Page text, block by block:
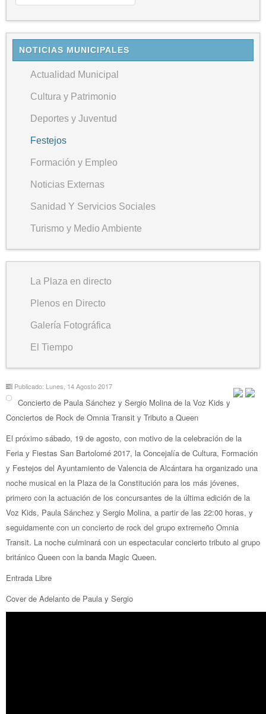
NOTICIAS MUNICIPALES
Actualidad Municipal
Cultura y Patrimonio
Deportes y Juventud
Festejos
Formación y Empleo
Noticias Externas
Sanidad Y Servicios Sociales
Turismo y Medio Ambiente
La Plaza en directo
Plenos en Directo
Galería Fotográfica
El Tiempo
Publicado: Lunes, 14 Agosto 2017
Concierto de Paula Sánchez y Sergio Molina de la Voz Kids y
Conciertos de Rock de Omnia Transit y Tributo a Queen
El próximo sábado, 19 de agosto, con motivo de la celebración de la
Feria y Fiestas San Bartolomé 2017, la Concejalía de Cultura, Formación
y Festejos del Ayuntamiento de Valencia de Alcántara ha organizado una
noche musical en la Plaza de la Constitución para los más jóvenes,
primero con la actuación de los concursantes de la última edición de la
Voz Kids, Paula Sánchez y Sergio Molina, a partir de las 22:00 horas, y
seguidamente con un concierto de rock del grupo extremeño Omnia
Transit. La noche culminará con un espectacular concierto tributo al grupo
británico Queen con la banda Magic Queen.
Entrada Libre
Cover de Adelanto de Paula y Sergio